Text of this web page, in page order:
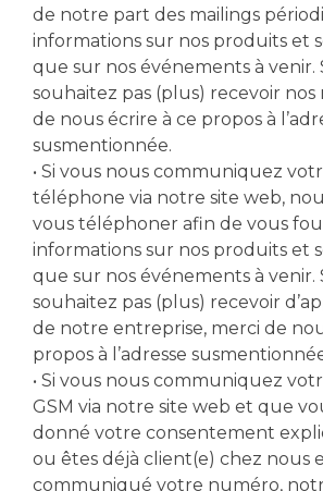
de notre part des mailings
informations sur nos produits et
que sur nos événements à venir.
souhaitez pas (plus) recevoir nos
de nous écrire à ce propos à
susmentionnée.
• Si vous nous communiquez
téléphone via notre site web,
vous téléphoner afin de vous
informations sur nos produits et
que sur nos événements à venir.
souhaitez pas (plus) recevoir
de notre entreprise, merci de
propos à l’adresse
• Si vous nous communiquez
GSM via notre site web et que
donné votre consentement
ou êtes déjà client(e) chez nous
communiqué votre numéro,